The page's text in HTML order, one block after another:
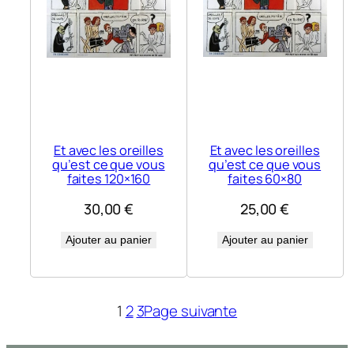
Et avec les oreilles
qu’est ce que vous
faites 120×160
30,00€
Ajouter au panier
Et avec les oreilles
qu’est ce que vous
faites 60×80
25,00€
Ajouter au panier
1 2 3Page suivante